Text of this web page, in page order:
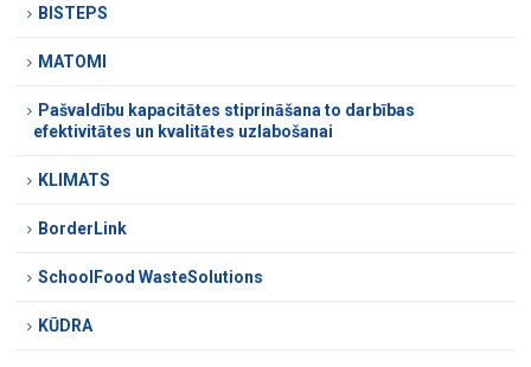
BISTEPS
MATOMI
Pašvaldību kapacitātes stiprināšana to darbības
efektivitātes un kvalitātes uzlabošanai
KLIMATS
BorderLink
SchoolFood WasteSolutions
KŪDRA